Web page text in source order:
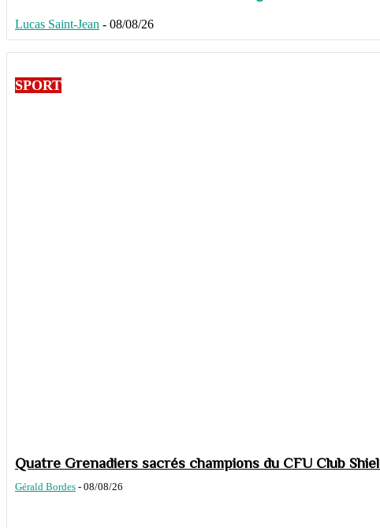
Lucas Saint-Jean - 08/08/26
SPORT
Quatre Grenadiers sacrés champions du CFU Club
Gérald Bordes - 08/08/26